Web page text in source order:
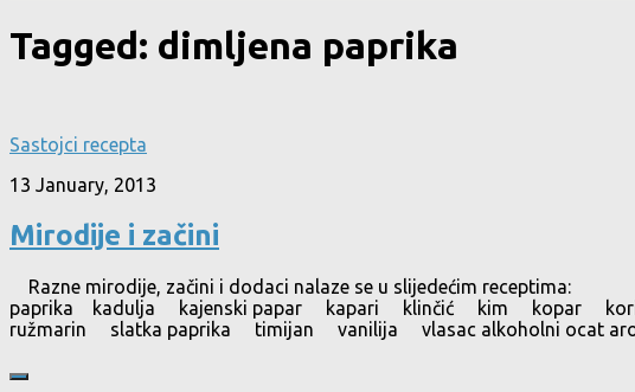
Tagged: dimljena paprika
Sastojci recepta
13 January, 2013
Mirodije i začini
Razne mirodije, začini i dodaci nalaze se u slijedećim
paprika kadulja kajenski papar kapari klinčić kim kopar
ružmarin slatka paprika timijan vanilija vlasac alkoholni ocat